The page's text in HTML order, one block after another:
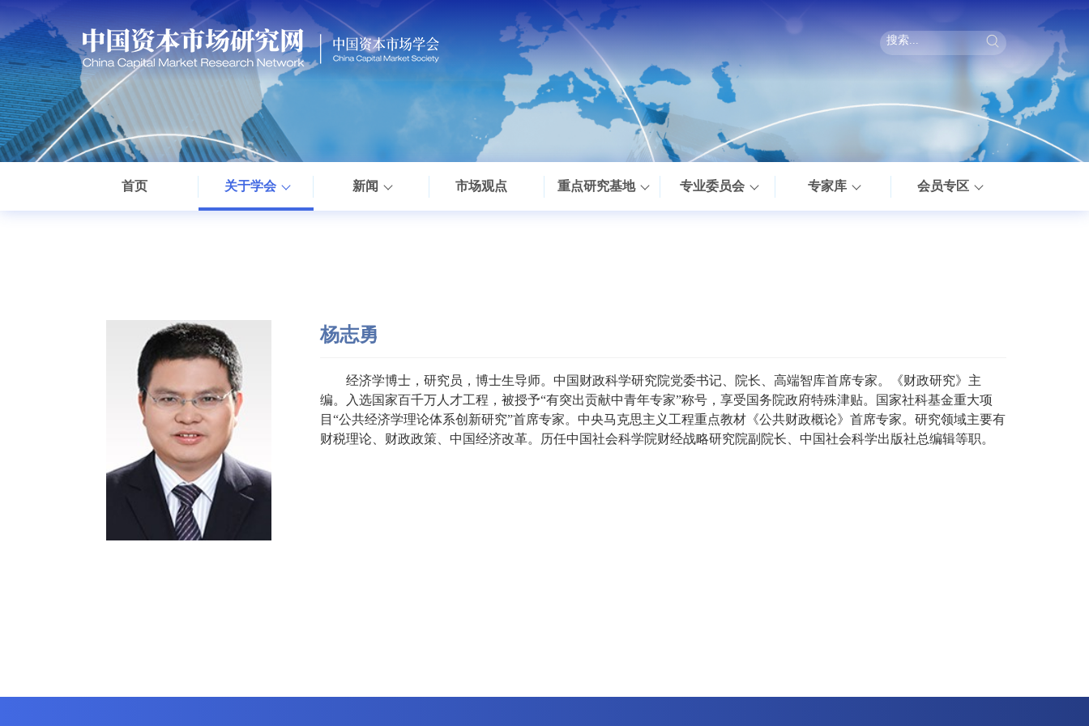
首页 关于学会 新闻 市场观点 重点研究基地 专业委员会 专家库 会员专区
杨志勇
经济学博士，研究员，博士生导师。中国财政科学研究院党委书记、院长、高端智库首席专家。《财政研究》主
编。入选国家百千万人才工程，被授予“有突出贡献中青年专家”称号，享受国务院政府特殊津贴。国家社科基金重大项
目“公共经济学理论体系创新研究”首席专家。中央马克思主义工程重点教材《公共财政概论》首席专家。研究领域主要有
财税理论、财政政策、中国经济改革。历任中国社会科学院财经战略研究院副院长、中国社会科学出版社总编辑等职。